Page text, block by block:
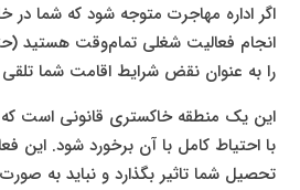
اگر اداره مهاجرت متوجه شود که شما در
انجام فعالیت شغلی تمام‌وقت هستید
را به عنوان نقض شرایط اقامت شما تلقی
این یک منطقه خاکستری قانونی است
با احتیاط کامل با آن برخورد شود. این
تحصیل شما تاثیر بگذارد و نباید به